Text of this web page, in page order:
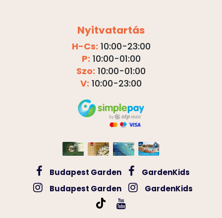
Nyitvatartás
H-Cs: 10:00-23:00
P: 10:00-01:00
Szo: 10:00-01:00
V: 10:00-23:00
Budapest Garden
GardenKids
Budapest Garden
GardenKids